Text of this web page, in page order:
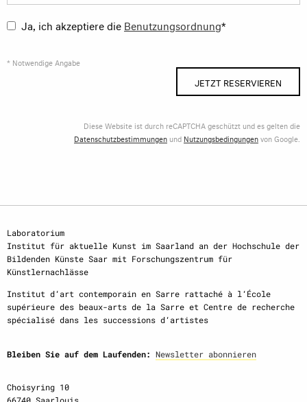
Ja, ich akzeptiere die Benutzungsordnung*
* Notwendige Angabe
JETZT RESERVIEREN
Diese Website ist durch reCAPTCHA geschützt und es gelten die
Datenschutzbestimmungen und Nutzungsbedingungenvon Google.
Laboratorium
Institut für aktuelle Kunst im Saarland an der Hochschule der
Bildenden Künste Saar mit Forschungszentrum für
Künstlernachlässe
Institut d‘art contemporain en Sarre rattaché à l‘École
supérieure des beaux-arts de la Sarre et Centre de recherche
spécialisé dans les successions d‘artistes
Bleiben Sie auf dem Laufenden: Newsletter abonnieren
Choisyring 10